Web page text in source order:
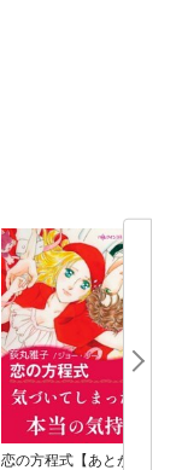
恋の方程式【あとがき